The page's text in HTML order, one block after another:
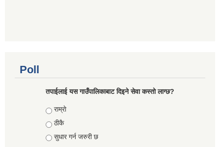
Poll
तपाईलाई यस गाउँपालिकाबाट दिइने सेवा कस्तो लाग्छ?
Choices
राम्राे
ठीकै
सुधार गर्न जरुरी छ